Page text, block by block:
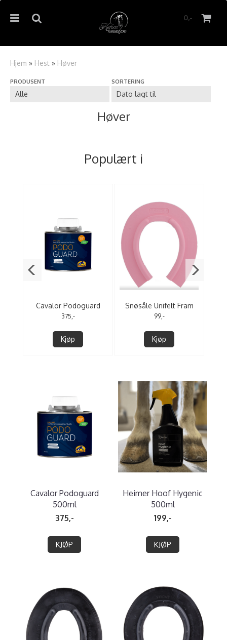
0,-
Hjem » Hest » Høver
PRODUSENT SORTERING
Høver
Populært i
Cavalor Podoguard
500ml
375,-
Kjøp
Snøsåle Unifelt Fram
99,-
Kjøp
Cavalor Podoguard
500ml
375,-
KJØP
Heimer Hoof Hygenic
500ml
199,-
KJØP